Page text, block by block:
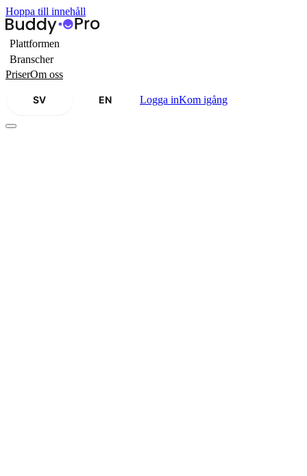
Hoppa till innehåll
Plattformen
Branscher
PriserOm oss
SV EN Logga inKom igång